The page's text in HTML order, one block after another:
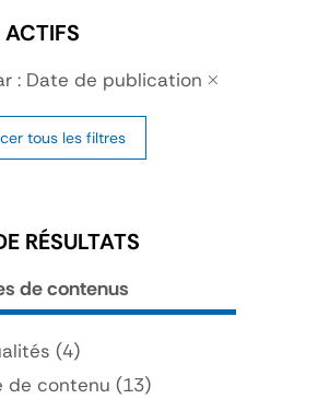
ACTIFS
: Date de publication
tous les filtres
RÉSULTATS
de contenus
(4)
de contenu (13)